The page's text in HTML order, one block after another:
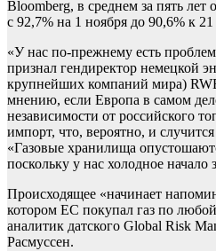
Bloomberg, в среднем за пять лет
с 92,7% на 1 ноября до 90,6% к 21
«У нас по-прежнему есть
признал гендиректор немецкой
крупнейших компаний мира)
мнению, если Европа в самом
независимости от российского
импорт, что, вероятно, и
«Газовые хранилища
поскольку у нас холодное начало
Происходящее «начинает
котором ЕС покупал газ по
аналитик датского Global Risk
Расмуссен.